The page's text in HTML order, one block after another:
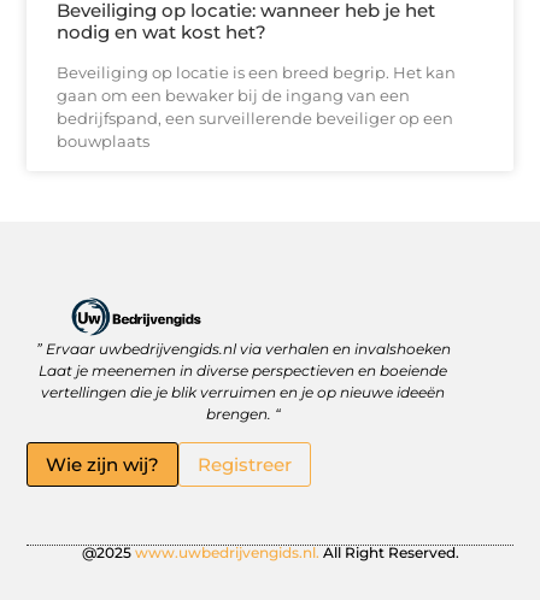
Beveiliging op locatie: wanneer heb je het
nodig en wat kost het?
Beveiliging op locatie is een breed begrip. Het kan
gaan om een bewaker bij de ingang van een
bedrijfspand, een surveillerende beveiliger op een
bouwplaats
” Ervaar uwbedrijvengids.nl via verhalen en invalshoeken
Laat je meenemen in diverse perspectieven en boeiende
vertellingen die je blik verruimen en je op nieuwe ideeën
brengen. “
Wie zijn wij? Registreer
@2025 www.uwbedrijvengids.nl. All Right Reserved.